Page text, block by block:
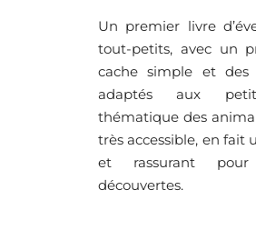
Un premier livre
tout-petits, avec un
cache simple et
adaptés aux
thématique des
très accessible, en fait
et rassurant
découvertes.